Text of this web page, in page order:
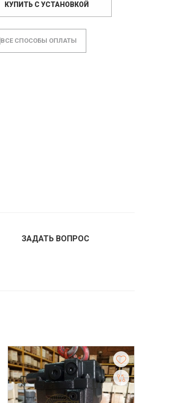
КУПИТЬ С УСТАНОВКОЙ
ВСЕ СПОСОБЫ ОПЛАТЫ
ЗАДАТЬ ВОПРОС